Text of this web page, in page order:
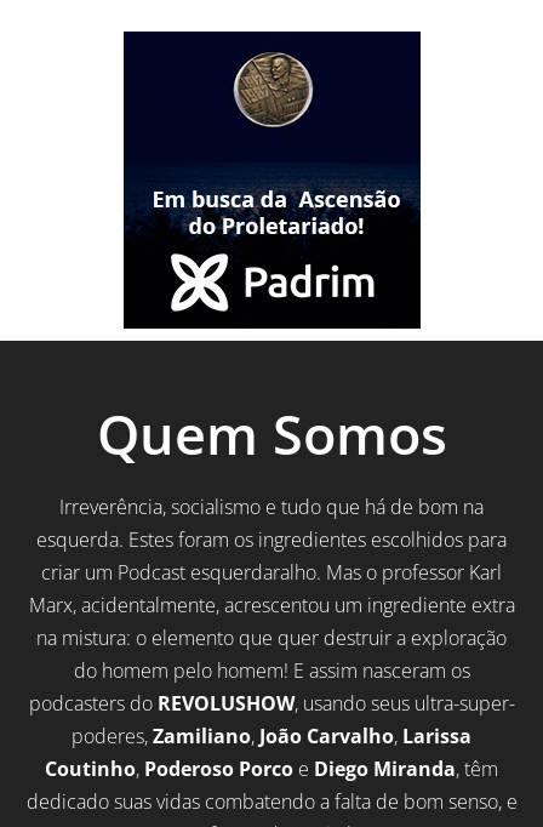
Quem Somos
Irreverência, socialismo e tudo que há de bom na
esquerda. Estes foram os ingredientes escolhidos para
criar um Podcast esquerdaralho. Mas o professor Karl
Marx, acidentalmente, acrescentou um ingrediente extra
na mistura: o elemento que quer destruir a exploração
do homem pelo homem! E assim nasceram os
podcasters do REVOLUSHOW, usando seus ultra-super-
poderes,Zamiliano, João Carvalho, Larissa
Coutinho, Poderoso Porco e Diego Miranda, têm
dedicado suas vidas combatendo a falta de bom senso, e